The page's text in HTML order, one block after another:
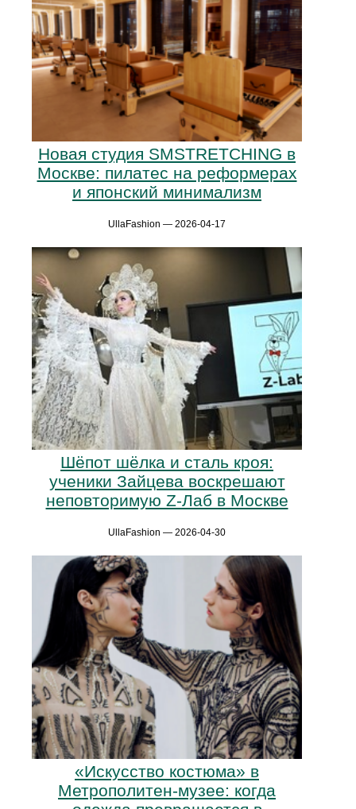
Новая студия SMSTRETCHING в
Москве: пилатес на реформерах
и японский минимализм
UllaFashion — 2026-04-17
Шёпот шёлка и сталь кроя:
ученики Зайцева воскрешают
неповторимую Z-Лаб в Москве
UllaFashion — 2026-04-30
«Искусство костюма» в
Метрополитен-музее: когда